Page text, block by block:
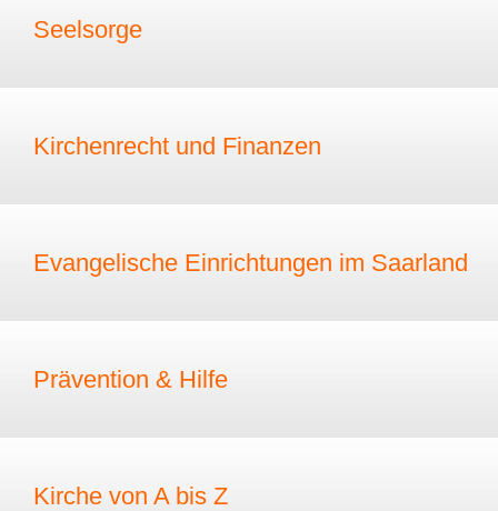
Seelsorge
Kirchenrecht und Finanzen
Evangelische Einrichtungen im Saarland
Prävention & Hilfe
Kirche von A bis Z